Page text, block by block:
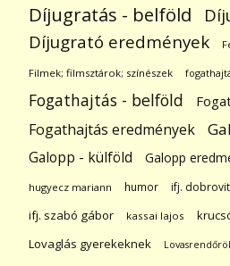
Díjugratás - belföld
Díjugrató eredmények
Filmek; filmsztárok; színészek
Fogathajtás - belföld
Fogathajtás eredmények
Galopp - külföld Galopp
hugyecz mariann humor ifj.
ifj. szabó gábor kassai lajos
Lovaglás gyerekeknek